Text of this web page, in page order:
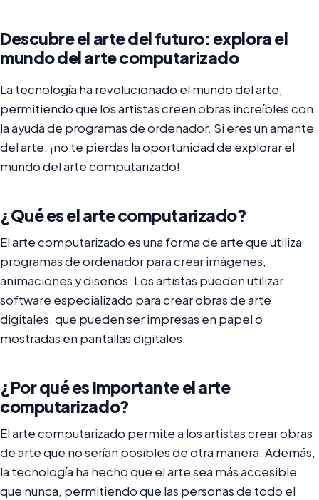
Descubre el arte del futuro: explora el
mundo del arte computarizado
La tecnología ha revolucionado el mundo del arte,
permitiendo que los artistas creen obras increíbles con
la ayuda de programas de ordenador. Si eres un amante
del arte, ¡no te pierdas la oportunidad de explorar el
mundo del arte computarizado!
¿Qué es el arte computarizado?
El arte computarizado es una forma de arte que utiliza
programas de ordenador para crear imágenes,
animaciones y diseños. Los artistas pueden utilizar
software especializado para crear obras de arte
digitales, que pueden ser impresas en papel o
mostradas en pantallas digitales.
¿Por qué es importante el arte
computarizado?
El arte computarizado permite a los artistas crear obras
de arte que no serían posibles de otra manera. Además,
la tecnología ha hecho que el arte sea más accesible
que nunca, permitiendo que las personas de todo el